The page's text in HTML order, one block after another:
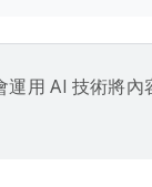
用 AI 技術將內